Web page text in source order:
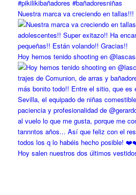
Nuestra marca va creciendo en
Hoy hemos tenido shooting en
Hoy salen nuestros dos últimos